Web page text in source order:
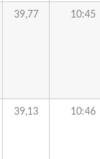
39,77 10:45
39,13 10:46